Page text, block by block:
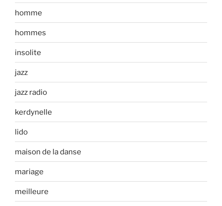
homme
hommes
insolite
jazz
jazz radio
kerdynelle
lido
maison de la danse
mariage
meilleure